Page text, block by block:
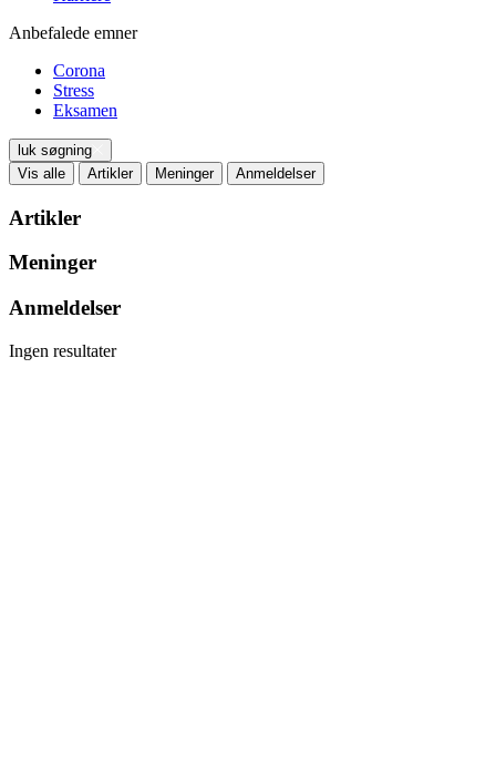
Anbefalede emner
Corona
Stress
Eksamen
luk søgning
Vis alle
Artikler Meninger Anmeldelser
Artikler
Meninger
Anmeldelser
Ingen resultater